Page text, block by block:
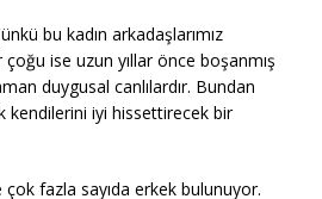
bu kadın arkadaşlarımız
ise uzun yıllar önce boşanmış
duygusal canlılardır. Bundan
kendilerini iyi hissettirecek bir
fazla sayıda erkek bulunuyor.